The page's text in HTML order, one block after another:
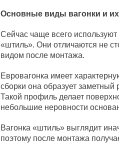
Основные виды вагонки и
Сейчас чаще всего
«штиль». Они отличаются не
видом после монтажа.
Евровагонка имеет
сборки она образует
Такой профиль делает
небольшие неровности
Вагонка «штиль» выглядит
поэтому после монтажа